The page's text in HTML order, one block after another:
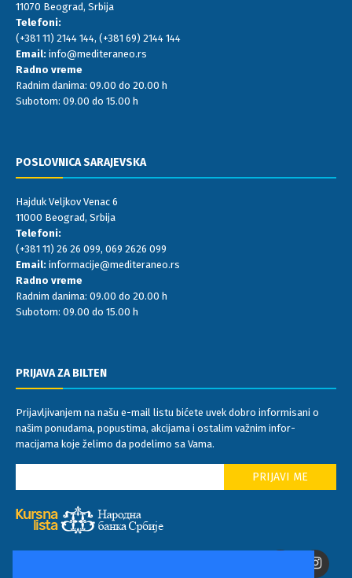
11070 Beograd, Srbija
Telefoni:
(+381 11) 2144 144, (+381 69) 2144 144
Email: info@mediteraneo.rs
Radno vreme
Radnim danima: 09.00 do 20.00 h
Subotom: 09.00 do 15.00 h
POSLOVNICA SARAJEVSKA
Hajduk Veljkov Venac 6
11000 Beograd, Srbija
Telefoni:
(+381 11) 26 26 099, 069 2626 099
Email: informacije@mediteraneo.rs
Radno vreme
Radnim danima: 09.00 do 20.00 h
Subotom: 09.00 do 15.00 h
PRIJAVA ZA BILTEN
Prijavljivanjem na našu e-mail listu bićete uvek dobro informisani o
našim ponudama, popustima, akcijama i ostalim važnim infor-
macijama koje želimo da podelimo sa Vama.